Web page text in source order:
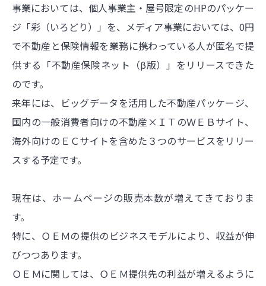
事業においては、個人事業主・屋号限定のHPのパッケー
ジ「彩（いろどり）」を、メディア事業においては、0円
で不動産と保険情報を業務に携わっている人が匿名で提
供する「不動産保険ネット（β版）」をリリースできた
のです。
来年には、ビッグデータを活用した不動産パッケージ、
国内の一般消費者向けの不動産×ＩＴのＷＥＢサイト、
海外向けのＥＣサイトを含めた３つのサービスをリリー
スする予定です。
現在は、ホームページの販売本数が増えてきておりま
す。
特に、ＯＥＭの提供のビジネスモデルにより、収益が伸
びつつあります。
ＯＥＭに関しては、ＯＥＭ提供先の利益が増えるように